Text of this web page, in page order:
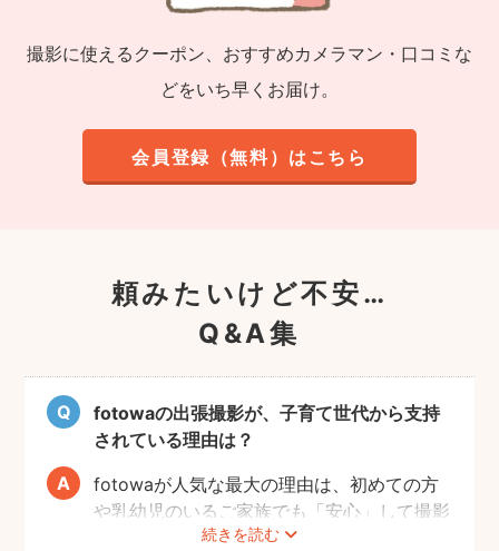
撮影に使えるクーポン、おすすめカメラマン・口コミな
どをいち早くお届け。
会員登録（無料）はこちら
頼みたいけど不安…
Q&A集
fotowaの出張撮影が、子育て世代から支持
されている理由は？
続きを読む
fotowaが人気な最大の理由は、初めての方
や乳幼児のいるご家族でも「安心」して撮影
を楽しんでいただけることです。